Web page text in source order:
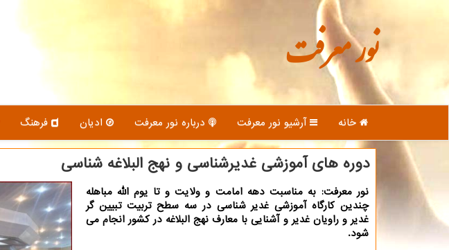
نور معرفت
خانه آرشیو نور معرفت درباره نور معرفت ادیان فرهنگ
دوره های آموزشی غدیرشناسی و نهج البلاغه شناسی
نور معرفت: به مناسبت دهه امامت و ولایت و تا یوم الله مباهله
چندین کارگاه آموزشی غدیر شناسی در سه سطح تربیت تبیین گر
غدیر و راویان غدیر و آشنایی با معارف نهج البلاغه در کشور انجام می
شود.